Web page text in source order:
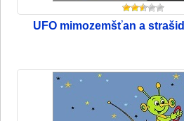
UFO mimozemšťan a